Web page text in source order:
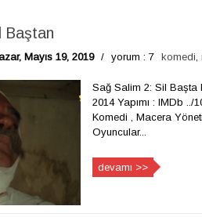
Baştan
Mayıs 19, 2019 / yorum : 7 komedi
Sağ Salim 2: Sil Başta
2014 Yapımı : IMDb ../
Komedi , Macera
Oyuncular...
devamı >>